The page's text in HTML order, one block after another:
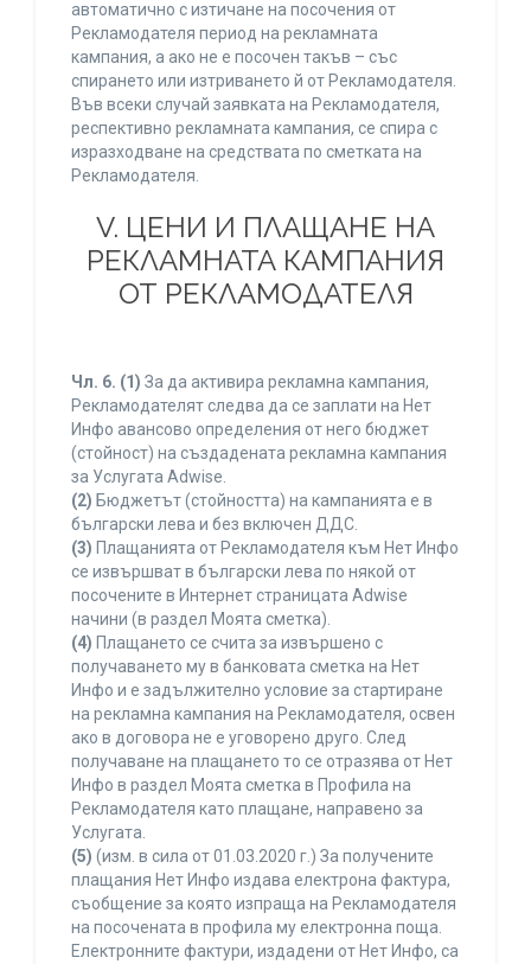
автоматично с изтичане на посочения от
Рекламодателя период на рекламната
кампания, а ако не е посочен такъв – със
спирането или изтриването й от Рекламодателя.
Във всеки случай заявката на Рекламодателя,
респективно рекламната кампания, се спира с
изразходване на средствата по сметката на
Рекламодателя.
V. ЦЕНИ И ПЛАЩАНЕ НА
РЕКЛАМНАТА КАМПАНИЯ
ОТ РЕКЛАМОДАТЕЛЯ
Чл. 6. (1) За да активира рекламна кампания,
Рекламодателят следва да се заплати на Нет
Инфо авансово определения от него бюджет
(стойност) на създадената рекламна кампания
за Услугата Adwise.
(2) Бюджетът (стойността) на кампанията е в
български лева и без включен ДДС.
(3) Плащанията от Рекламодателя към Нет Инфо
се извършват в български лева по някой от
посочените в Интернет страницата Adwise
начини (в раздел Моята сметка).
(4) Плащането се счита за извършено с
получаването му в банковата сметка на Нет
Инфо и е задължително условие за стартиране
на рекламна кампания на Рекламодателя, освен
ако в договора не е уговорено друго. След
получаване на плащането то се отразява от Нет
Инфо в раздел Моята сметка в Профила на
Рекламодателя като плащане, направено за
Услугата.
(5) (изм. в сила от 01.03.2020 г.) За получените
плащания Нет Инфо издава електрона фактура,
съобщение за която изпраща на Рекламодателя
на посочената в профила му електронна поща.
Електронните фактури, издадени от Нет Инфо, са